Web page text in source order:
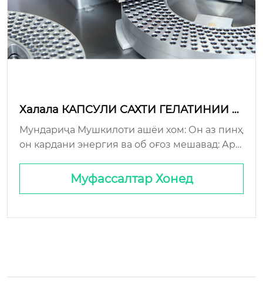
Халала КАПСУЛИ САХТИ ГЕЛАТИНИИ Г
ОВ: усулҳои устувори истеҳсолот?
Мундариҷа Мушкилоти ашёи хом: Он аз пинҳ
он кардани энергия ва об оғоз мешавад: Арз
тин, ки шумо борпеч ва логистикаро намеби
нед: Мушкилоти ниҳоӣ...
Муфассалтар Хонед